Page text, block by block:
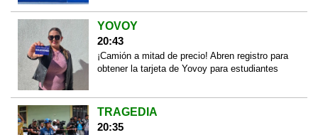
YOVOY
20:43
¡Camión a mitad de precio! Abren registro para
obtener la tarjeta de Yovoy para estudiantes
TRAGEDIA
20:35